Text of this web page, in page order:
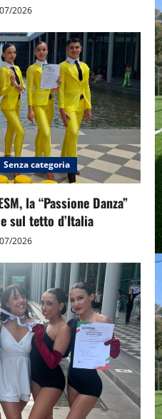
2026
Senza categoria
la “Passione Danza”
sul tetto d’Italia
2026